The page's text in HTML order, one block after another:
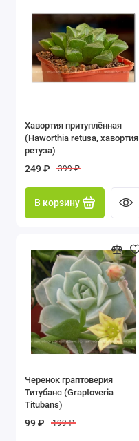
Хавортия притуплённая
(Haworthia retusa, хавортия
ретуза)
249 ₽ 399 ₽
В корзину
Черенок граптоверия
Титубанс (Graptoveria
Titubans)
99 ₽ 199 ₽